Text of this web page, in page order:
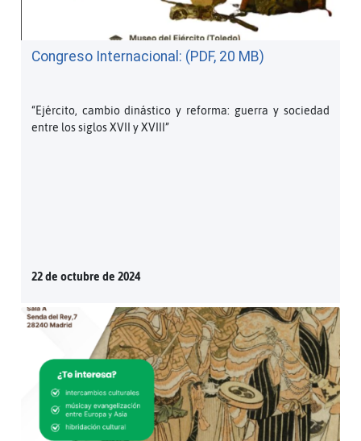
Congreso Internacional: (PDF, 20 MB)
“Ejército, cambio dinástico y reforma: guerra y sociedad
entre los siglos XVII y XVIII”
22 de octubre de 2024